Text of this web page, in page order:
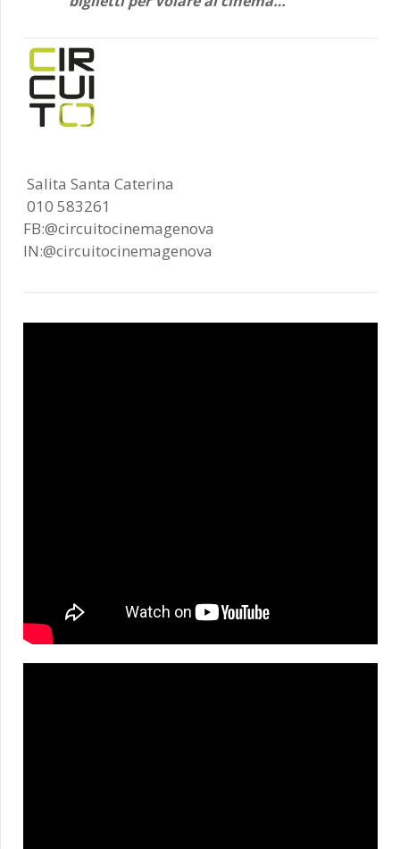
Salita Santa Caterina
010 583261
FB:@circuitocinemagenova
IN:@circuitocinemagenova